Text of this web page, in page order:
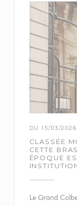
DU 15/03/
CLASSÉE
CETTE
ÉPOQUE
Le Grand